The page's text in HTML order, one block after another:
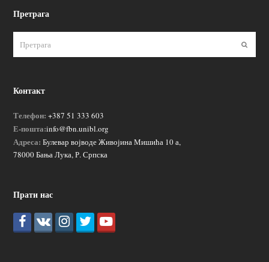
Претрага
Контакт
Телефон: +387 51 333 603
Е-пошта:info@fbn.unibl.org
Адреса: Булевар војводе Живојина Мишића 10 а,
78000 Бања Лука, Р. Српска
Прати нас